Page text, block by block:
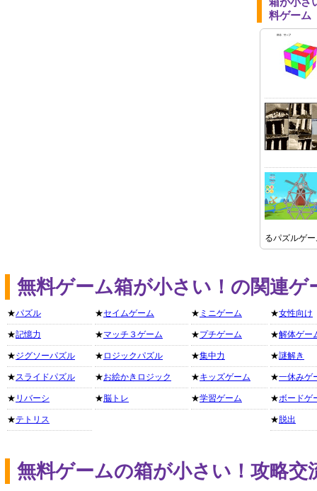
料ゲーム
るパズルゲ
無料ゲーム箱が小さい！の関連ゲ
★パズル
★記憶力
★ジグソーパズル
★スライドパズル
★ リバーシ
★テトリス
★セイムゲーム
★マッチ３ゲーム
★ ロジックパズル
★お絵かきロジック
★脳トレ
★ ミニゲーム
★プチゲーム
★集中力
★キッズゲーム
★学習ゲーム
★女性向け
★解体ゲー
★謎解き
★一休みゲ
★ボードゲ
★ 脱出
無料ゲームの箱が小さい！攻略交